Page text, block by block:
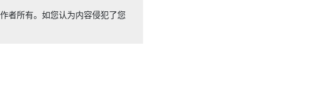
者所有。如您认为内容侵犯了您